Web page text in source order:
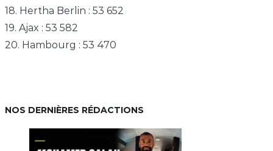
18. Hertha Berlin : 53 652
19. Ajax : 53 582
20. Hambourg : 53 470
NOS DERNIÈRES RÉDACTIONS